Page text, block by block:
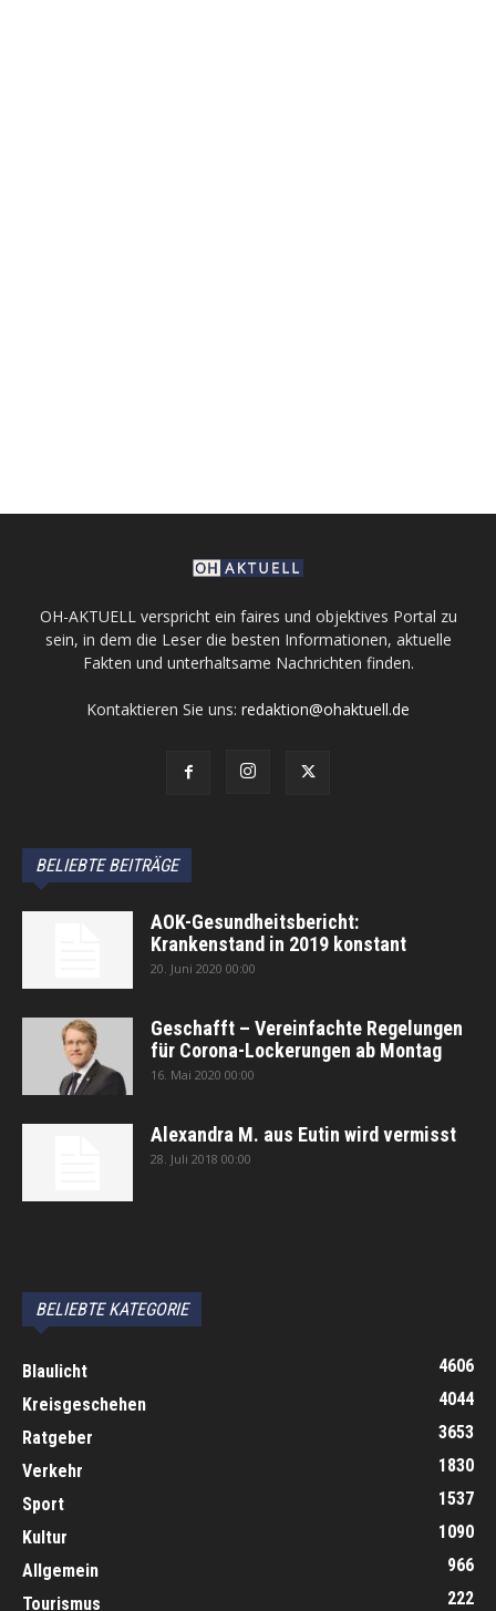
OH-AKTUELL verspricht ein faires und objektives Portal zu
sein, in dem die Leser die besten Informationen, aktuelle
Fakten und unterhaltsame Nachrichten finden.
Kontaktieren Sie uns: redaktion@ohaktuell.de
BELIEBTE BEITRÄGE
AOK-Gesundheitsbericht:
Krankenstand in 2019 konstant
20. Juni 2020 00:00
Geschafft – Vereinfachte Regelungen
für Corona-Lockerungen ab Montag
16. Mai 2020 00:00
Alexandra M. aus Eutin wird vermisst
28. Juli 2018 00:00
BELIEBTE KATEGORIE
Blaulicht
4606
Kreisgeschehen
4044
Ratgeber
3653
Verkehr
1830
Sport
1537
Kultur
1090
Allgemein
966
Tourismus
222